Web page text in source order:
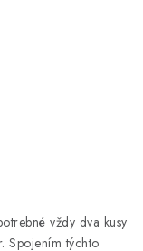
vždy dva kusy
Spojením týchto